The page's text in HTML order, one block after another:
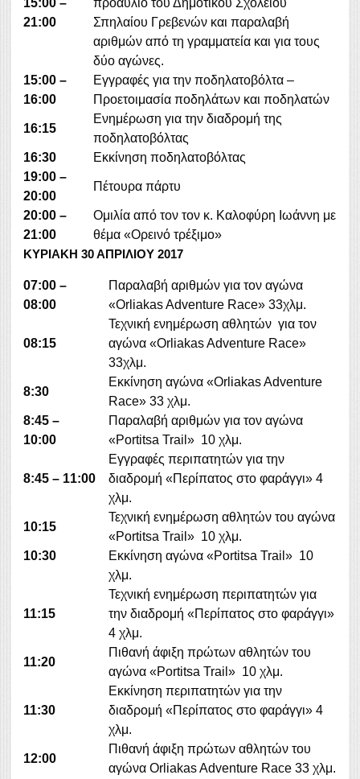
21:00
Σπηλαίου Γρεβενών και παραλαβή
αριθμών από τη γραμματεία και για τους
δύο αγώνες.
15:00 –
16:00
Εγγραφές για την ποδηλατοβόλτα –
Προετοιμασία ποδηλάτων και ποδηλατών
16:15
Ενημέρωση για την διαδρομή της
ποδηλατοβόλτας
16:30
Εκκίνηση ποδηλατοβόλτας
19:00 –
20:00
Πέτουρα πάρτυ
20:00 –
21:00
Ομιλία από τον τον κ. Καλοφύρη Ιωάννη με
θέμα «Ορεινό τρέξιμο»
ΚΥΡΙΑΚΗ 30 ΑΠΡΙΛΙΟΥ 2017
07:00 –
08:00
Παραλαβή αριθμών για τον αγώνα
«Orliakas Adventure Race» 33χλμ.
08:15
Τεχνική ενημέρωση αθλητών για τον
αγώνα «Orliakas Adventure Race»
33χλμ.
8:30
Εκκίνηση αγώνα «Orliakas Adventure
Race» 33 χλμ.
8:45 –
10:00
Παραλαβή αριθμών για τον αγώνα
«Portitsa Trail» 10 χλμ.
8:45 – 11:00
Εγγραφές περιπατητών για την
διαδρομή «Περίπατος στο φαράγγι» 4
χλμ.
10:15
Τεχνική ενημέρωση αθλητών του αγώνα
«Portitsa Trail» 10 χλμ.
10:30
Εκκίνηση αγώνα «Portitsa Trail» 10
χλμ.
11:15
Τεχνική ενημέρωση περιπατητών για
την διαδρομή «Περίπατος στο φαράγγι»
4 χλμ.
11:20
Πιθανή άφιξη πρώτων αθλητών του
αγώνα «Portitsa Trail» 10 χλμ.
11:30
Εκκίνηση περιπατητών για την
διαδρομή «Περίπατος στο φαράγγι» 4
χλμ.
12:00
Πιθανή άφιξη πρώτων αθλητών του
αγώνα Orliakas Adventure Race 33 χλμ.